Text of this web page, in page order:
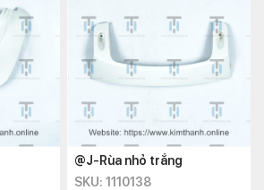
@J-Rùa nhỏ trắng
SKU: 1110138